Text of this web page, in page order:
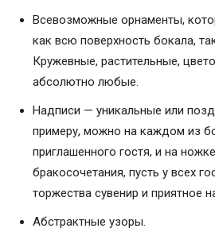
Всевозможные орнаменты,
как всю поверхность бокала,
Кружевные, растительные,
абсолютно любые.
Надписи — уникальные или
примеру, можно на каждом из
приглашенного гостя, и на
бракосочетания, пусть у всех
торжества сувенир и приятное
Абстрактные узоры.